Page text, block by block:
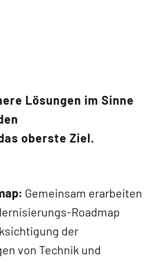
Lösungen im Sinne
oberste Ziel.
Gemeinsam erarbeiten
Roadmap
der
von Technik und